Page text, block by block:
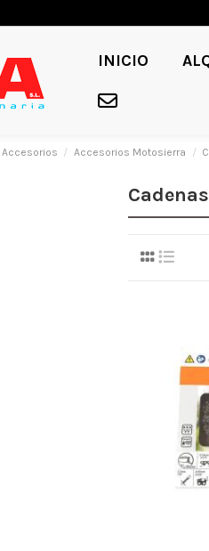
INICIO
Accesorios Accesorios Motosierra
Cadenas